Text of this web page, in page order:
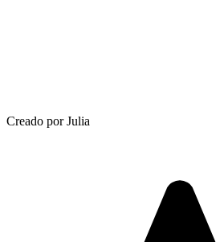
Creado por Julia